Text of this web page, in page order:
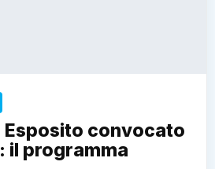
Esposito convocato
il programma